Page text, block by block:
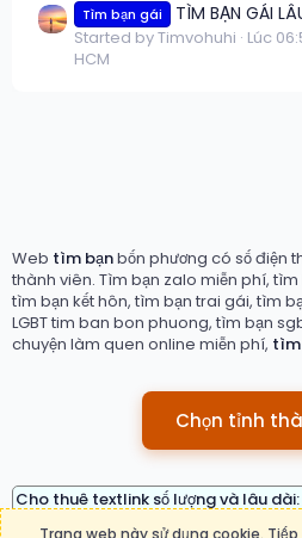
Tìm bạn gái TÌM BẠN GÁI
Started by Timvohuhi Lúc
HCM
Web tìm bạnbốn phương có số điện
thành viên. Tìm bạn zalo miễn phí,
tìm bạn kết hôn, tìm bạn trai gái, tìm
LGBT tim ban bon phuong, tìm bạn
chuyện làm quen online miễn phí, tìm
Chọn tỉnh
Cho thuê textlink số lượng và lâu
- Zalo: 0876.05
Trang web này sử dụng cookie.